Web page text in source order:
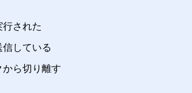
された
している
ら切り離す